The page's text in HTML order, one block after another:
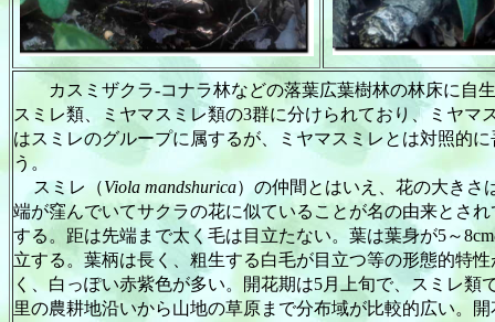
カスミザクラ-コナラ林などの落葉広葉樹林の林床に自
スミレ類、ミヤマスミレ類の3群に分けられており、ミヤマ
はスミレのグループに属するが、ミヤマスミレとは対照的に
う。
スミレ（Viola mandshurica）の仲間とはいえ、花の大きさ
端が窪んでいてサクラの花に似ていることが名の由来とさ
する。距は先端まで太く毛は目立たない。葉は葉身が5～8cm
立する。葉柄は長く、粗生する白毛が目立つ等の形態的特
く、白っぽい赤紫色が多い。開花期は5月上旬で、スミレ類
里の農耕地沿いから山地の草原まで分布域が比較的広い。